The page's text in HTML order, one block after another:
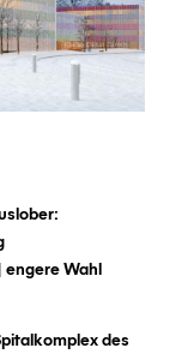
Wahl
des